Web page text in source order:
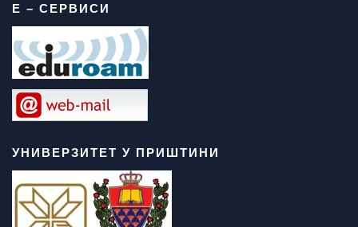
Е – СЕРВИСИ
УНИВЕРЗИТЕТ У ПРИШТИНИ